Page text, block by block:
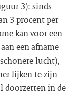
3): sinds
3 procent per
kan voor een
een afname
lucht),
lijken te zijn
doorzetten in de